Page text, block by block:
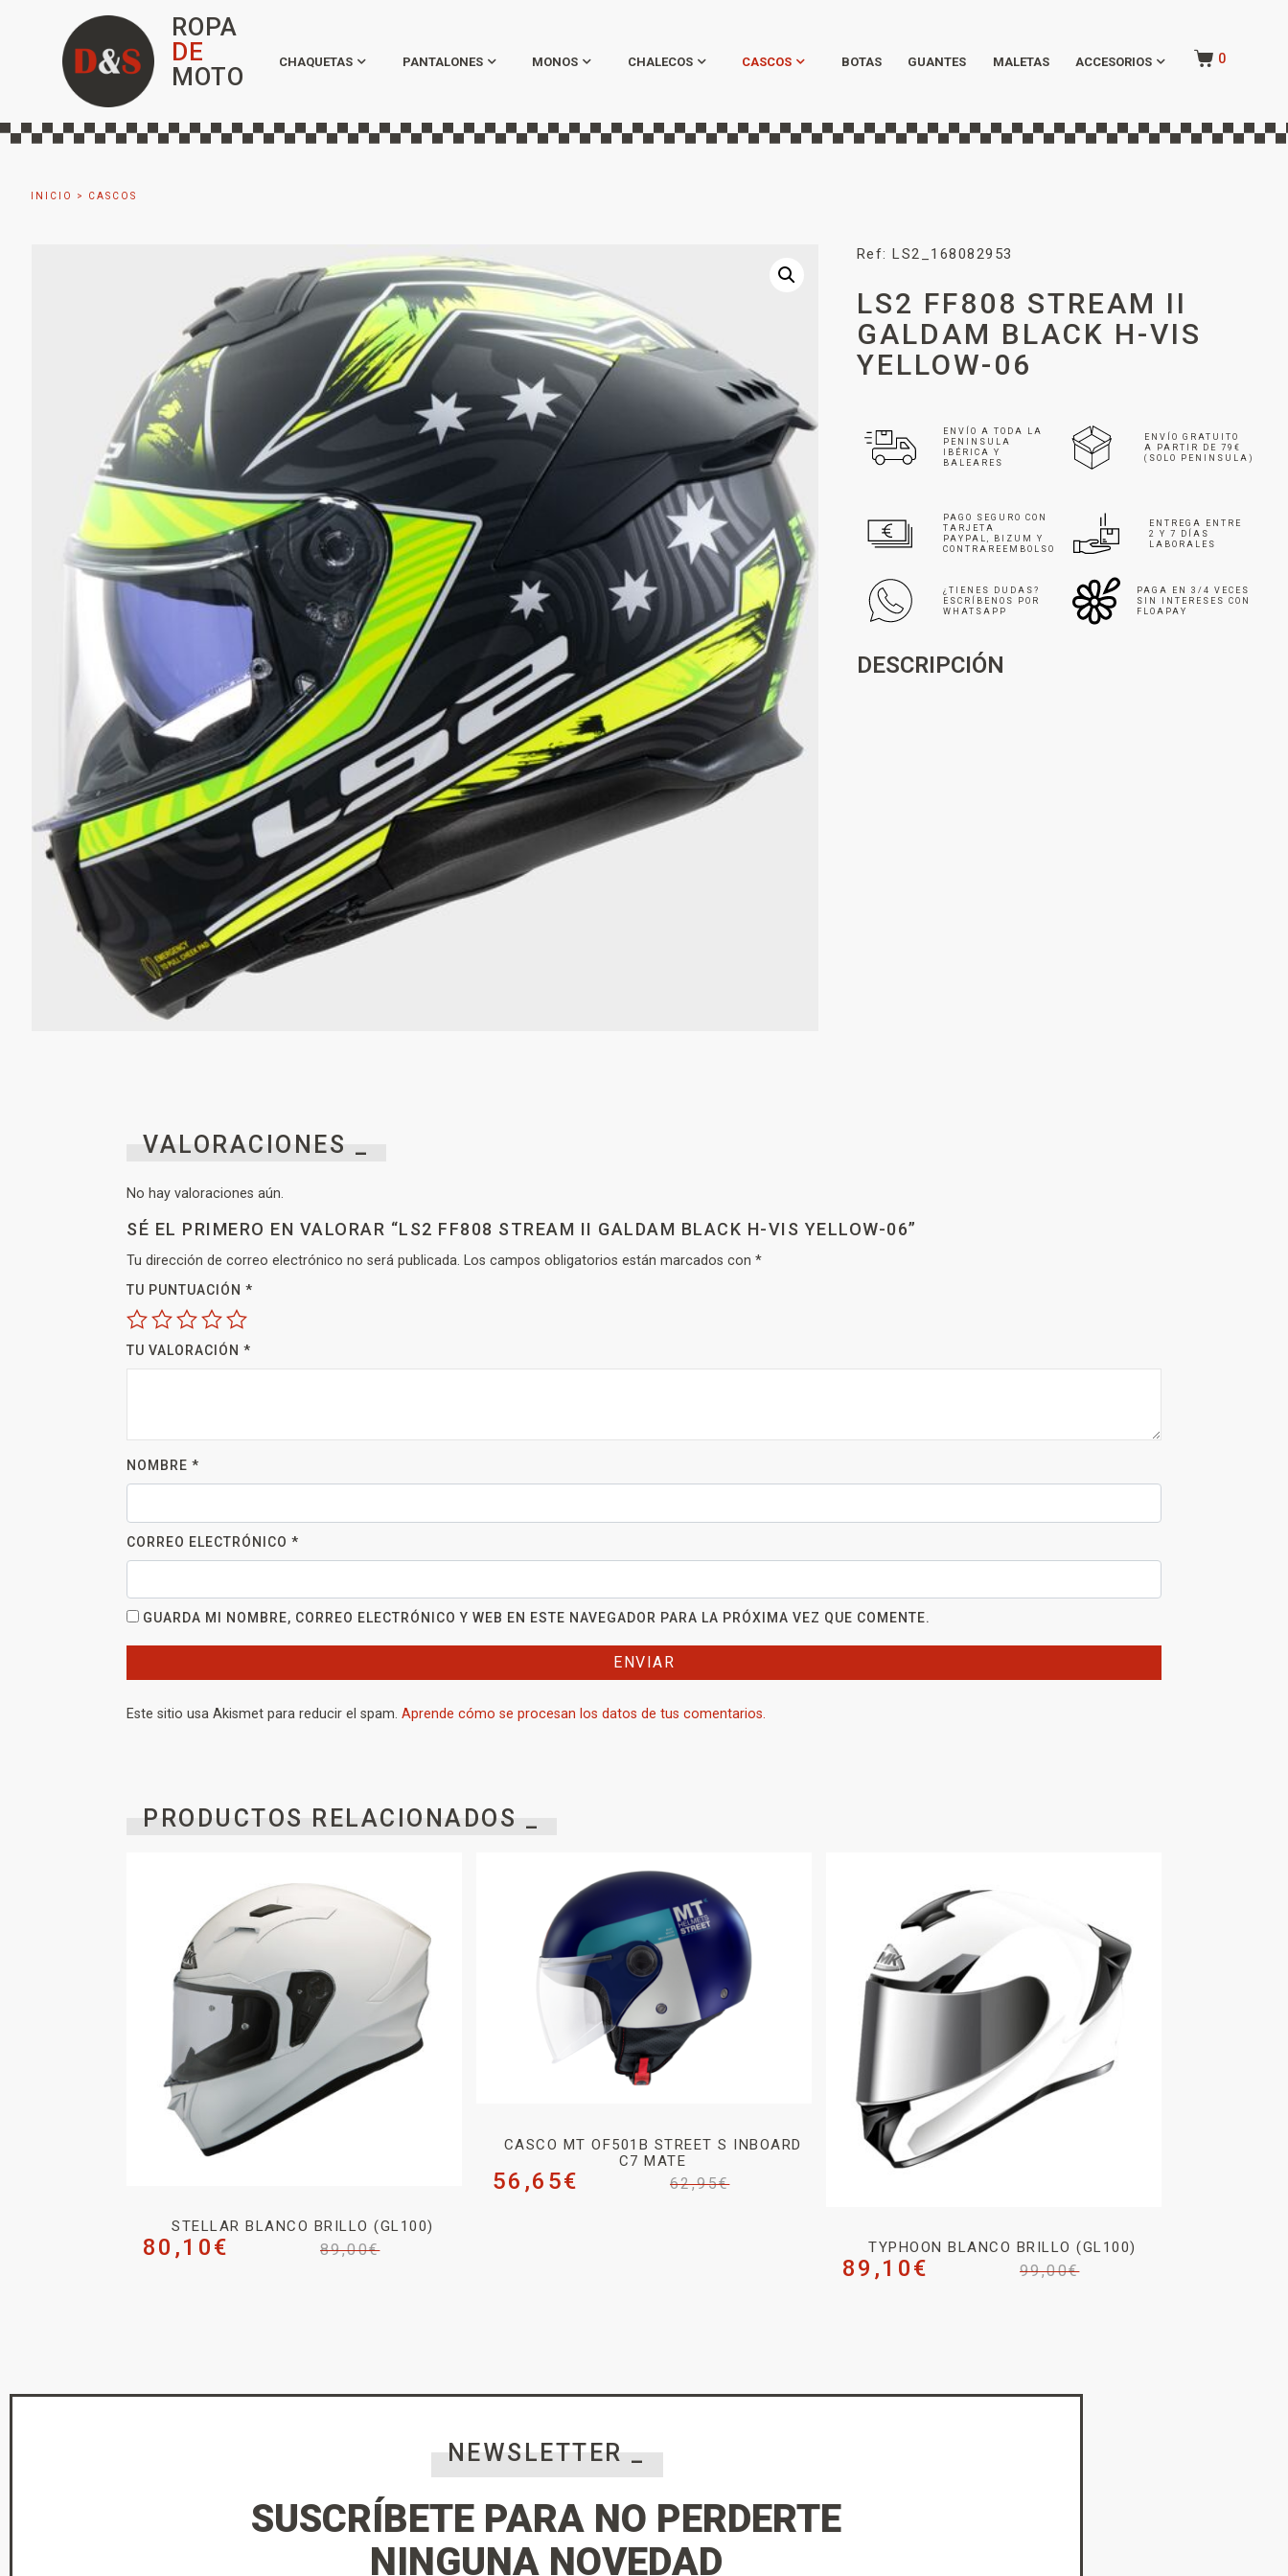
ROPA
DE
MOTO
CHAQUETAS PANTALONES MONOS CHALECOS CASCOS BOTAS GUANTES MALETAS ACCESORIOS 0
INICIO > CASCOS
Ref: LS2_168082953
LS2 FF808 STREAM II
GALDAM BLACK H-VIS
YELLOW-06
ENVÍO A TODA LA
PENINSULA
IBÉRICA Y
BALEARES
ENVÍO GRATUITO
A PARTIR DE 79€
(SOLO PENINSULA)
PAGO SEGURO CON
TARJETA
PAYPAL, BIZUM Y
CONTRAREEMBOLSO
ENTREGA ENTRE
2 Y 7 DÍAS
LABORALES
¿TIENES DUDAS?
ESCRÍBENOS POR
WHATSAPP
PAGA EN 3/4 VECES
SIN INTERESES CON
FLOAPAY
DESCRIPCIÓN
VALORACIONES _
No hay valoraciones aún.
SÉ EL PRIMERO EN VALORAR “LS2 FF808 STREAM II GALDAM BLACK H-VIS YELLOW-06”
Tu dirección de correo electrónico no será publicada. Los campos obligatorios están marcados con *
TU PUNTUACIÓN *
TU VALORACIÓN *
NOMBRE *
CORREO ELECTRÓNICO *
GUARDA MI NOMBRE, CORREO ELECTRÓNICO Y WEB EN ESTE NAVEGADOR PARA LA PRÓXIMA VEZ QUE COMENTE.
Este sitio usa Akismet para reducir el spam. Aprende cómo se procesan los datos de tus comentarios.
PRODUCTOS RELACIONADOS _
STELLAR BLANCO BRILLO (GL100)
89,00€
80,10€
CASCO MT OF501B STREET S INBOARD
C7 MATE
62,95€
56,65€
TYPHOON BLANCO BRILLO (GL100)
99,00€
89,10€
NEWSLETTER _
SUSCRÍBETE PARA NO PERDERTE
NINGUNA NOVEDAD